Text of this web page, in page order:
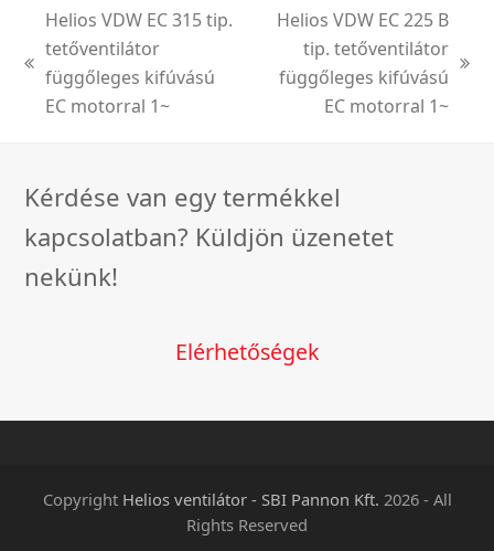
previous
post:
Helios VDW EC 315 tip.
tetőventilátor
függőleges kifúvású
EC motorral 1~
next
Helios VDW EC 225 B
tip. tetőventilátor
függőleges kifúvású
EC motorral 1~
Kérdése van egy termékkel
kapcsolatban? Küldjön üzenetet
nekünk!
Elérhetőségek
Copyright Helios ventilátor - SBI Pannon Kft. 2026 - All
Rights Reserved